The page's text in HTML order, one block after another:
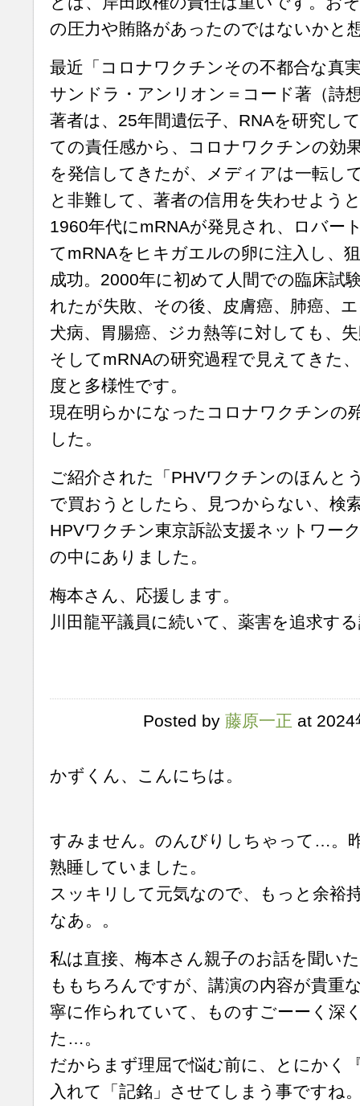
の圧力や賄賂があったのではないかと
最近「コロナワクチンその不都合な真
サンドラ・アンリオン＝コード著（詩
著者は、25年間遺伝子、RNAを研究し
ての責任感から、コロナワクチンの効
を発信してきたが、メディアは一転し
と非難して、著者の信用を失わせよう
1960年代にmRNAが発見され、ロバー
てmRNAをヒキガエルの卵に注入し、
成功。2000年に初めて人間での臨床試
れたが失敗、その後、皮膚癌、肺癌、
犬病、胃腸癌、ジカ熱等に対しても、
そしてmRNAの研究過程で見えてきた
度と多様性です。
現在明らかになったコロナワクチンの
した。
ご紹介された「PHVワクチンのほんと
で買おうとしたら、見つからない、検
HPVワクチン東京訴訟支援ネットワー
の中にありました。
梅本さん、応援します。
川田龍平議員に続いて、薬害を追求す
Posted by 藤原一正 at
かずくん、こんにちは。
すみません。のんびりしちゃって…。
熟睡していました。
スッキリして元気なので、もっと余裕
なあ。。
私は直接、梅本さん親子のお話を聞い
ももちろんですが、講演の内容が貴重
寧に作られていて、ものすごーーく深
た…。
だからまず理屈で悩む前に、とにかく
入れて「記銘」させてしまう事ですね